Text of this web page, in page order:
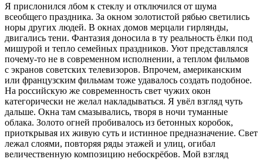
Я прислонился лбом к стеклу и отключился от шума
всеобщего праздника. За окном золотистой рябью светились
норы других людей. В окнах домов мерцали гирлянды,
двигались тени. Фантазия доносила в ту реальность ёлки под
мишурой и тепло семейных праздников. Уют представлялся
почему-то не в современном исполнении, а теплом фильмов
с экранов советских телевизоров. Впрочем, американским
или французским фильмам тоже удавалось создать подобное.
На российскую же современность свет чужих окон
категорически не желал накладываться. Я увёл взгляд чуть
дальше. Окна там смазывались, творя в ночи туманные
облака. Золото огней пробивалось из бетонных коробок,
приоткрывая их живую суть и истинное предназначение. Свет
лежал слоями, повторяя ряды этажей и улиц, огибал
величественную композицию небоскрёбов. Мой взгляд